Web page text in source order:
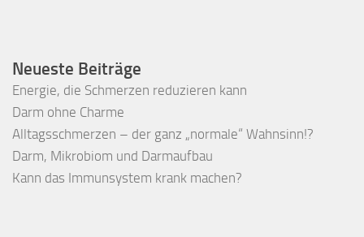
Neueste Beiträge
Energie, die Schmerzen reduzieren kann
Darm ohne Charme
Alltagsschmerzen – der ganz „normale“ Wahnsinn!?
Darm, Mikrobiom und Darmaufbau
Kann das Immunsystem krank machen?